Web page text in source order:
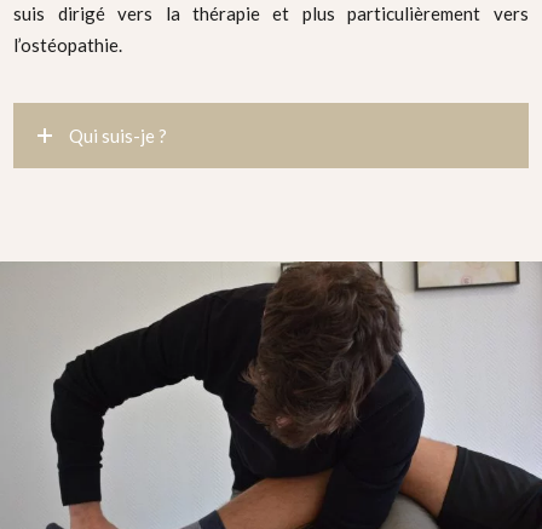
suis dirigé vers la thérapie et plus particulièrement vers
l’ostéopathie.
Qui suis-je ?